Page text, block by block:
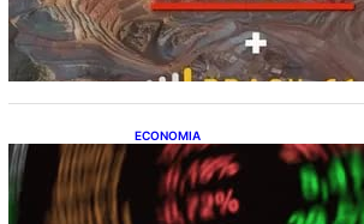
mais no PIB
ECONOMIA
Ibovespa fecha último
pontos